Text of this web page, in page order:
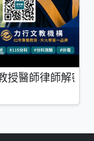
授醫師律師解密